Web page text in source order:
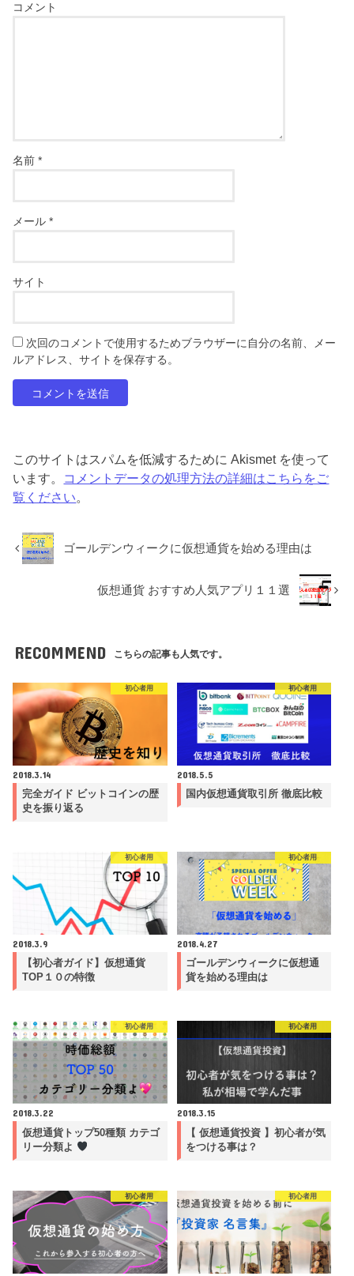
コメント
名前*
メール*
サイト
次回のコメントで使用するためブラウザーに自分の名前、メー
ルアドレス、サイトを保存する。
このサイトはスパムを低減するために Akismet を使って
います。 コメントデータの処理方法の詳細はこちらをご
覧ください。
ゴールデンウィークに仮想通貨を始める理由は
仮想通貨 おすすめ人気アプリ１１選
RECOMMEND こちらの記事も人気です。
初心者用
2018.3.14
完全ガイド ビットコインの歴
史を振り返る
初心者用
2018.5.5
国内仮想通貨取引所 徹底比較
初心者用
2018.3.9
【初心者ガイド】仮想通貨
TOP１０の特徴
初心者用
2018.4.27
ゴールデンウィークに仮想通
貨を始める理由は
初心者用
2018.3.22
仮想通貨トップ50種類 カテゴ
リー分類よ
初心者用
2018.3.15
【 仮想通貨投資 】初心者が気
をつける事は？
初心者用 初心者用